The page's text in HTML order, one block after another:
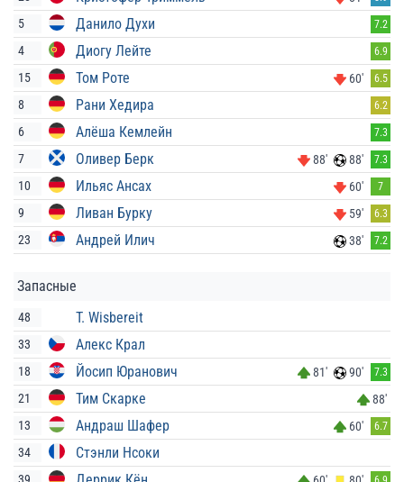
5 Данило Духи 7.2
4 Диогу Лейте 6.9
15 Том Роте 60' 6.5
8 Рани Хедира 6.2
6 Алёша Кемлейн 7.3
7 Оливер Берк 88' 88' 7.3
10 Ильяс Ансах 60' 7
9 Ливан Бурку 59' 6.3
23 Андрей Илич 38' 7.2
Запасные
48 T. Wisbereit
33 Алекс Крал
18 Йосип Юранович 81' 90' 7.3
21 Тим Скарке
88'
13
Андраш Шафер 60' 6.7
34 Стэнли Нсоки